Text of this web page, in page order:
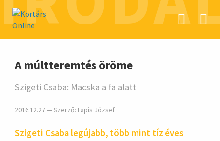
hirdetés
A múltteremtés öröme
Szigeti Csaba: Macska a fa alatt
2016.12.27 — Szerző: Lapis József
Szigeti Csaba legújabb, több mint tíz éves